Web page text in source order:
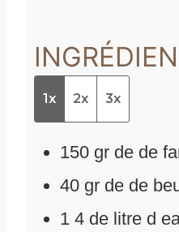
1x 2x 3x
150 gr de de
40 gr de de
1 4 de litre d